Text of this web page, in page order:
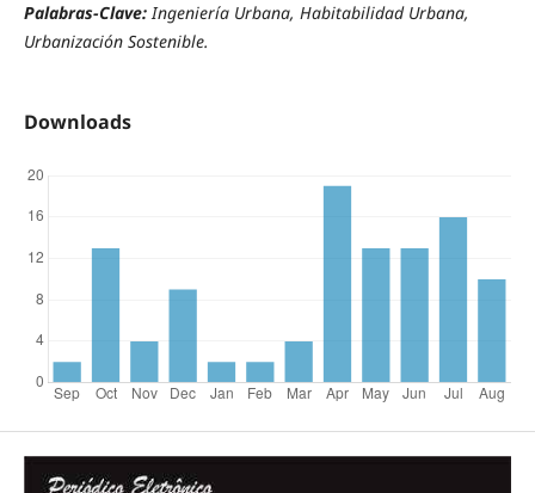
Palabras-Clave: Ingeniería Urbana, Habitabilidad Urbana,
Urbanización Sostenible.
Downloads